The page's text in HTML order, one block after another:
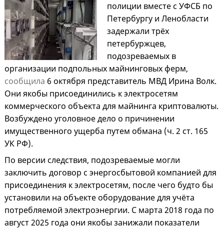
полиции вместе с УФСБ по
Петербургу и Ленобласти
задержали трёх
петербуржцев,
подозреваемых в
организации подпольных майнинговых ферм,
сообщила 6 октября представитель МВД Ирина Волк.
Они якобы присоединились к электросетям
коммерческого объекта для майнинга криптовалюты.
Возбуждено уголовное дело о причинении
имущественного ущерба путем обмана (ч. 2 ст. 165
УК РФ).
По версии следствия, подозреваемые могли
заключить договор с энергосбытовой компанией для
присоединения к электросетям, после чего будто бы
установили на объекте оборудование для учёта
потребляемой электроэнергии. С марта 2018 года по
август 2025 года они якобы занижали показатели